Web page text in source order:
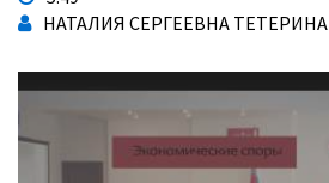
НАТАЛИЯ СЕРГЕЕВНА ТЕТЕРИНА